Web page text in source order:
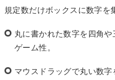
規定数だけボックスに数字を
丸に書かれた数字を四角
ゲーム性。
マウスドラッグで丸い数